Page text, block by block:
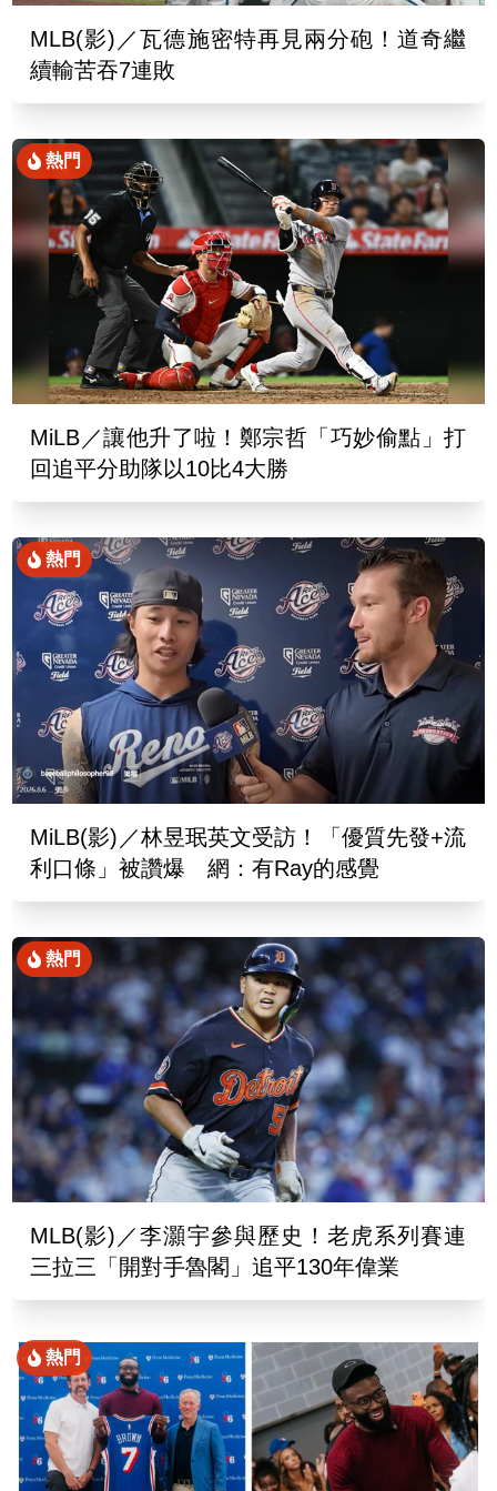
MLB(影)／瓦德施密特再見兩分砲！道奇繼
續輸苦吞7連敗
熱門
MiLB／讓他升了啦！鄭宗哲「巧妙偷點」打
回追平分助隊以10比4大勝
熱門
MiLB(影)／林昱珉英文受訪！「優質先發+流
利口條」被讚爆 網：有Ray的感覺
熱門
MLB(影)／李灝宇參與歷史！老虎系列賽連
三拉三「開對手魯閣」追平130年偉業
熱門